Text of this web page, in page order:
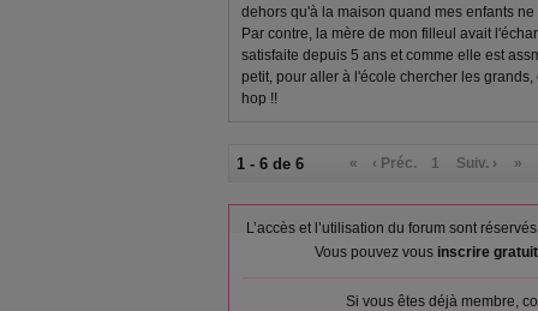
dehors qu'à la maison quand mes enfants ne
Par contre, la mère de mon filleul avait
satisfaite depuis 5 ans et comme elle est
petit, pour aller à l'école chercher les
hop !!
1 - 6 de 6 « ‹ Préc. 1 Suiv. › »
L’accès et l’utilisation du forum sont
Vous pouvez vous inscrire
Si vous êtes déjà membre,